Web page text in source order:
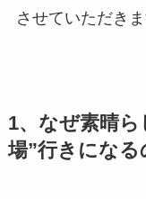
させていただきま
1、なぜ素晴
場”行きになる